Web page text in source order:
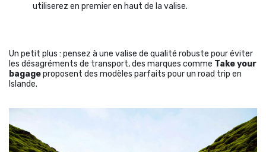
utiliserez en premier en haut de la valise.
Un petit plus : pensez à une valise de qualité robuste pour éviter
les désagréments de transport, des marques comme Take your
bagageproposent des modèles parfaits pour un road trip en
Islande.